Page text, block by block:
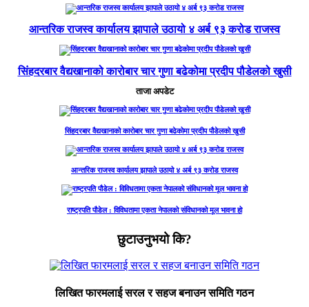
आन्तरिक राजस्व कार्यालय झापाले उठायो ४ अर्ब ९३ करोड राजस्व
सिंहदरबार वैद्यखानाको कारोबार चार गुणा बढेकोमा प्रदीप पौडेलको खुसी
ताजा अपडेट
सिंहदरबार वैद्यखानाको कारोबार चार गुणा बढेकोमा प्रदीप पौडेलको खुसी
आन्तरिक राजस्व कार्यालय झापाले उठायो ४ अर्ब ९३ करोड राजस्व
राष्ट्रपति पौडेल : विविधतामा एकता नेपालको संविधानको मूल भावना हो
छुटाउनुभयो कि?
लिखित फारमलाई सरल र सहज बनाउन समिति गठन